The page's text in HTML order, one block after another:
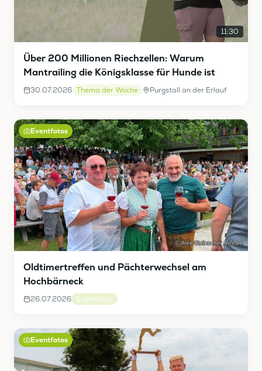
11:30
Über 200 Millionen Riechzellen: Warum
Mantrailing die Königsklasse für Hunde ist
30.07.2026 Thema der Woche Purgstall an der Erlauf
Eventfotos
Oldtimertreffen und Pächterwechsel am
Hochbärneck
26.07.2026 Eventfotos
Eventfotos